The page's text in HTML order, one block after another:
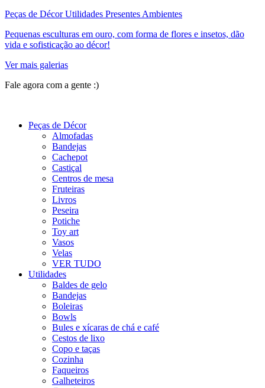
Peças de Décor Utilidades Presentes Ambientes
Pequenas esculturas em ouro, com forma de flores e insetos, dão
vida e sofisticação ao décor!
Ver mais galerias
Fale agora com a gente :)
Peças de Décor
Almofadas
Bandejas
Cachepot
Castiçal
Centros de mesa
Fruteiras
Livros
Peseira
Potiche
Toy art
Vasos
Velas
VER TUDO
Utilidades
Baldes de gelo
Bandejas
Boleiras
Bowls
Bules e xícaras de chá e café
Cestos de lixo
Copo e taças
Cozinha
Faqueiros
Galheteiros